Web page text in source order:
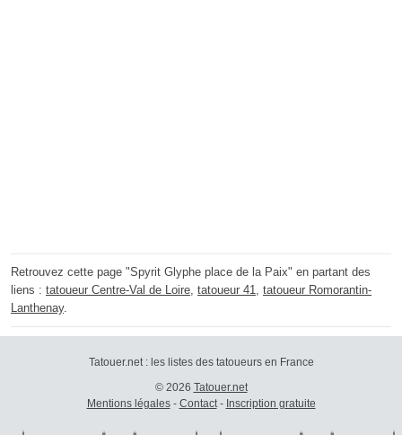
Retrouvez cette page "Spyrit Glyphe place de la Paix" en partant des
liens : tatoueur Centre-Val de Loire, tatoueur 41, tatoueur Romorantin-
Lanthenay.
Tatouer.net : les listes des tatoueurs en France
© 2026 Tatouer.net
Mentions légales- Contact- Inscription gratuite